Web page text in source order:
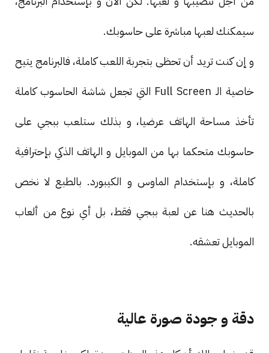
سيمكنك لعبها مباشرة على حاسوبك.
و إن كنت تريد أن تحظى بتجربة اللعب كاملة، فالبرنامج يتيح
خاصية الـ Full Screen التي تجعل شاشة الحاسوب كاملة
تأخذ مساحة الهاتف عرضيا، و بذلك ستلعب ببجي على
حاسوبك متحكما بها من الموبايل و الهاتف الذكي بإحترافية
كاملة، و بإستخدام الماوس و الكيبورد. بالطبع لا نخص
بالحديث هنا عن لعبة ببجي فقط، بل أي نوع من ألعاب
الموبايل تعشقه.
دقة و جودة صورة عالية